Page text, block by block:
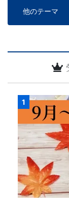
他のテーマ